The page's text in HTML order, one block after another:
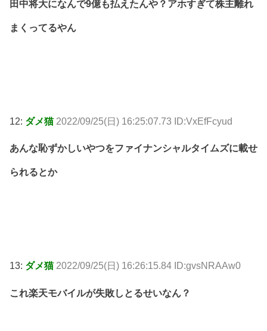
田中将大になんで9億も払えたんや？アホすぎて株主離れ
まくってるやん
12: ダメ猫 2022/09/25(日) 16:25:07.73 ID:VxEfFcyud
あんな恥ずかしいやつをファイナンシャルタイムズに載せ
られるとか
13: ダメ猫 2022/09/25(日) 16:26:15.84 ID:gvsNRAAw0
これ楽天モバイルが失敗しとるせいなん？